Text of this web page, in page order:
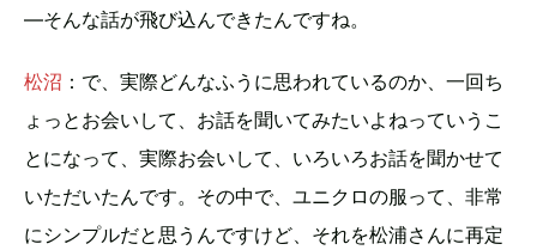
—そんな話が飛び込んできたんですね。
松沼 ：で、実際どんなふうに思われているのか、一回ち
ょっとお会いして、お話を聞いてみたいよねっていうこ
とになって、実際お会いして、いろいろお話を聞かせて
いただいたんです。その中で、ユニクロの服って、非常
にシンプルだと思うんですけど、それを松浦さんに再定